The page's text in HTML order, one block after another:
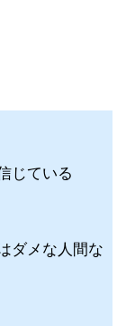
じている
ダメな人間な